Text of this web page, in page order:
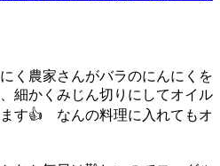
く農家さんがバラのにんにくを
細かくみじん切りにしてオイル
す👍 なんの料理に入れてもオ